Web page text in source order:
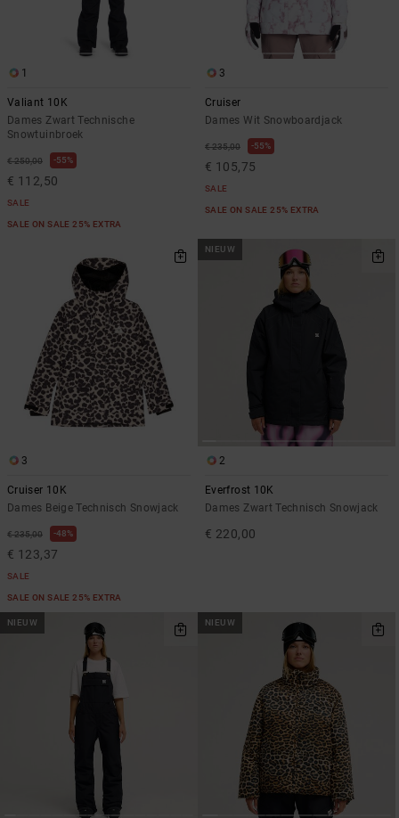
1
Valiant 10K
Dames Zwart Technische
Snowtuinbroek
€ 250,00 55%
€ 112,50
SALE
SALE ON SALE 25% EXTRA
3
Cruiser
Dames Wit Snowboardjack
€ 235,00 55%
€ 105,75
SALE
SALE ON SALE 25% EXTRA
3
Cruiser 10K
Dames Beige Technisch Snowjack
€ 235,00 48%
€ 123,37
SALE
SALE ON SALE 25% EXTRA
NIEUW
2
Everfrost 10K
Dames Zwart Technisch Snowjack
€ 220,00
NIEUW NIEUW